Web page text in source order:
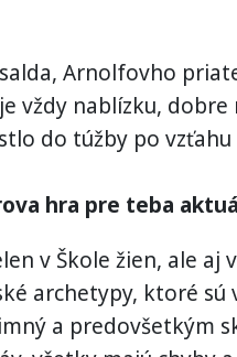
Arnolfovho
vždy nablízku,
do túžby po
hra pre teba
v Škole žien, ale aj
archetypy, ktoré sú
a predovšetkým